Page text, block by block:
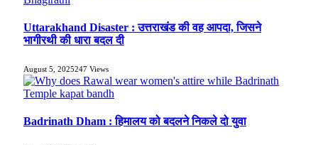
Uttarakhand Disaster : उत्तराखंड की वह आपदा, जिसने
भागीरथी की धारा बदल दी
August 5, 2025247 Views
Badrinath Dham : हिमालय को बदलने निकले दो युवा